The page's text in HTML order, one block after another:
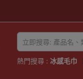
熱門搜尋 : 冰感毛巾